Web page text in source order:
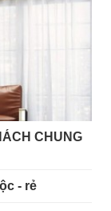
CHUNG
- rẻ